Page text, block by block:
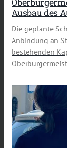
Ausbau des
Die geplante
Anbindung an
bestehenden